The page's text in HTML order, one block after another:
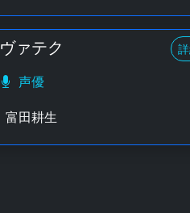
ヴァテク
声優
富田耕生